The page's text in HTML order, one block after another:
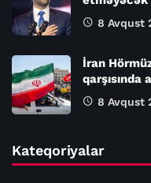
8 Avqust
İran
qarşısında
8 Avqust
Kateqoriyalar